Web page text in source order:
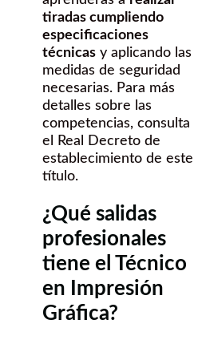
tiradas cumpliendo
especificaciones
técnicas y aplicando las
medidas de seguridad
necesarias. Para más
detalles sobre las
competencias, consulta
el Real Decreto de
establecimiento de este
título.
¿Qué salidas
profesionales
tiene el Técnico
en Impresión
Gráfica?